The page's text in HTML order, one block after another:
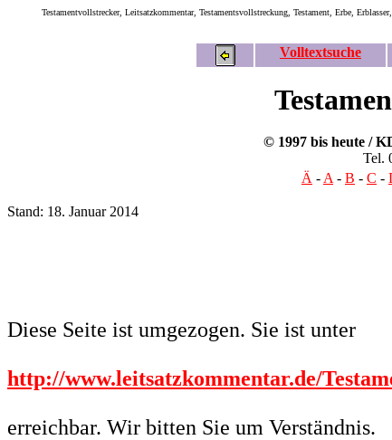
Testamentvollstrecker, Leitsatzkommentar, Testamentsvollstreckung, Testament, Erbe,
Volltextsuche
© 1997 bis heute /
Tel.
Ä - A - B - C -
Stand: 18. Januar 2014
Diese Seite ist umgezogen. Sie ist unter
http://www.leitsatzkommentar.de/
erreichbar. Wir bitten Sie um Verständnis.